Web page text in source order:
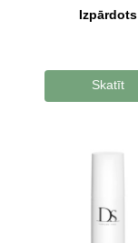
Izpārdots
Skatīt